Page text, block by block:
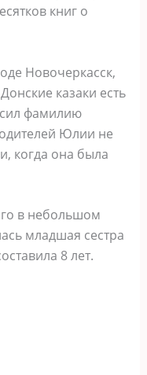
книг о
Новочеркасск,
казаки есть
фамилию
Юлии не
когда она была
в небольшом
младшая сестра
8 лет.